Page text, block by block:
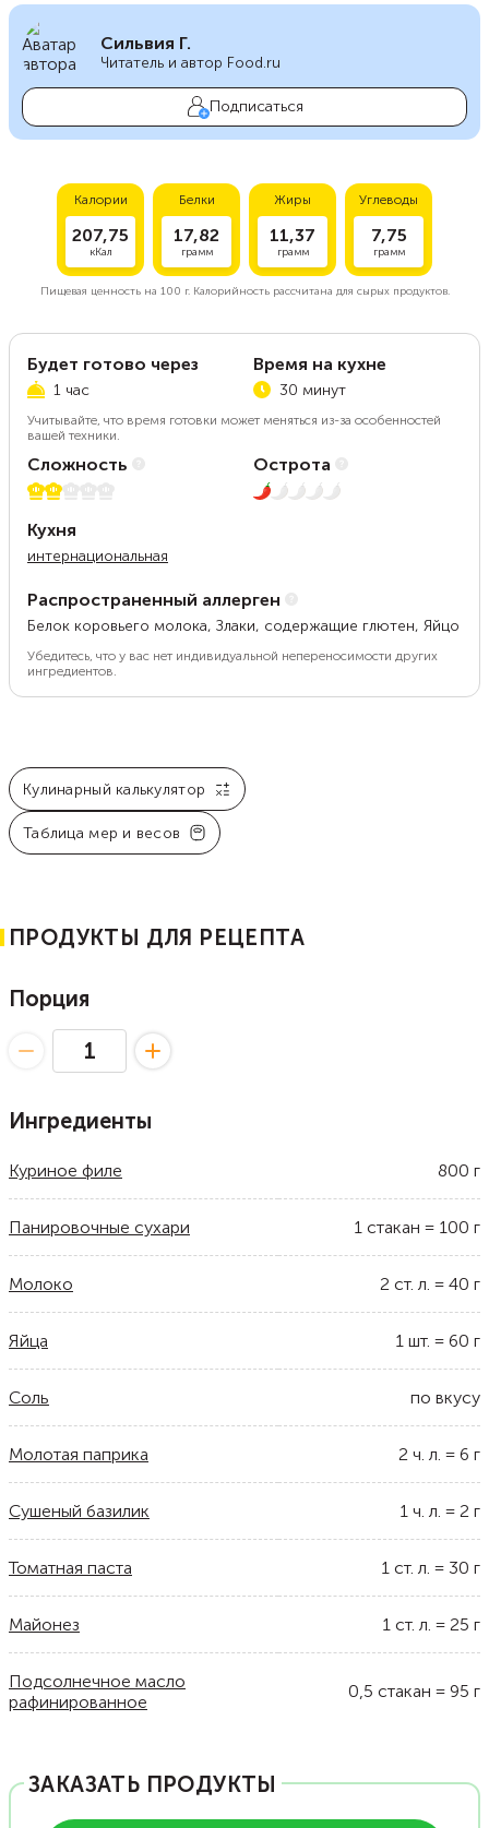
Сильвия Г.
Читатель и автор Food.ru
Подписаться
Калории
207,75
кКал
Белки
17,82
грамм
Жиры
11,37
грамм
Углеводы
7,75
грамм
Пищевая ценность на 100 г.Калорийность рассчитана для сырых продуктов.
Будет готово через
1 час
Время на кухне
30 минут
Учитывайте, что время готовки может меняться из-за особенностей
вашей техники.
Сложность
2 из 5
Острота
1 из 5
Кухня
интернациональная
Распространенный аллерген
Белок коровьего молока, Злаки, содержащие глютен, Яйцо
Убедитесь, что у вас нет индивидуальной непереносимости других
ингредиентов.
Кулинарный калькулятор
Таблица мер и весов
ПРОДУКТЫ ДЛЯ РЕЦЕПТА
Порция
Ингредиенты
Куриное филе 800 г
Панировочные сухари 1 стакан = 100 г
Молоко 2 ст. л. = 40 г
Яйца 1 шт. = 60 г
Соль по вкусу
Молотая паприка 2 ч. л. = 6 г
Сушеный базилик 1 ч. л. = 2 г
Томатная паста 1 ст. л. = 30 г
Майонез 1 ст. л. = 25 г
Подсолнечное масло
рафинированное
0,5 стакан = 95 г
ЗАКАЗАТЬ ПРОДУКТЫ